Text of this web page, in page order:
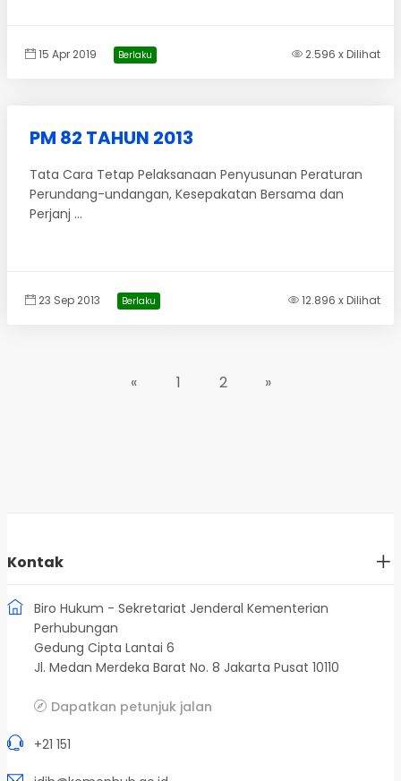
15 Apr 2019 Berlaku 2.596 x Dilihat
PM 82 TAHUN 2013
Tata Cara Tetap Pelaksanaan Penyusunan Peraturan
Perundang-undangan, Kesepakatan Bersama dan
Perjanj ...
23 Sep 2013 Berlaku 12.896 x Dilihat
« 1 2 »
Kontak
Biro Hukum - Sekretariat Jenderal Kementerian
Perhubungan
Gedung Cipta Lantai 6
Jl. Medan Merdeka Barat No. 8 Jakarta Pusat 10110
Dapatkan petunjuk jalan
+21 151